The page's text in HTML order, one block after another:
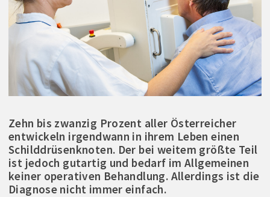
Zehn bis zwanzig Prozent aller Österreicher
entwickeln irgendwann in ihrem Leben einen
Schilddrüsenknoten. Der bei weitem größte Teil
ist jedoch gutartig und bedarf im Allgemeinen
keiner operativen Behandlung. Allerdings ist die
Diagnose nicht immer einfach.